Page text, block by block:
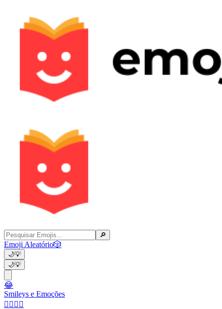
🔎
Emoji Aleatório🎲
🌙💡
🌙💡
😂
Smileys e Emoções
👩‍❤️‍💋‍👨